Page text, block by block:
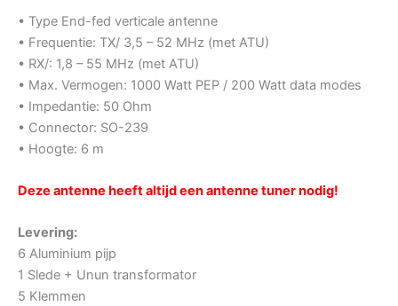
• Type End-fed verticale antenne
• Frequentie: TX/ 3,5 – 52 MHz (met ATU)
• RX/: 1,8 – 55 MHz (met ATU)
• Max. Vermogen: 1000 Watt PEP / 200 Watt data modes
• Impedantie: 50 Ohm
• Connector: SO-239
• Hoogte: 6 m
Deze antenne heeft altijd een antenne tuner nodig!
Levering:
6 Aluminium pijp
1 Slede + Unun transformator
5 Klemmen